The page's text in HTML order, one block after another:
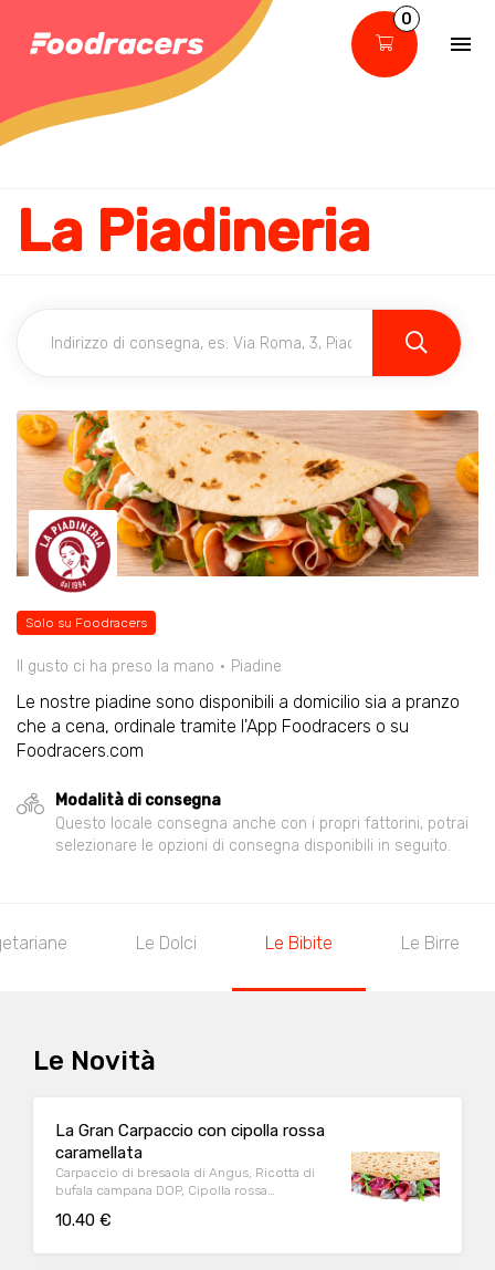
0
La Piadineria
Solo su Foodracers
Il gusto ci ha preso la mano Piadine
Le nostre piadine sono disponibili a domicilio sia a pranzo
che a cena, ordinale tramite l'App Foodracers o su
Foodracers.com
Modalità di consegna
Questo locale consegna anche con i propri fattorini, potrai
selezionare le opzioni di consegna disponibili in seguito.
Le Dolci Le Bibite Le Birre
Le Novità
La Gran Carpaccio con cipolla rossa
caramellata
Carpaccio di bresaola di Angus, Ricotta di
bufala campana DOP, Cipolla rossa
10.40 €